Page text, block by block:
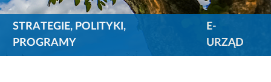
STRATEGIE, POLITYKI,
PROGRAMY
E-
URZĄD